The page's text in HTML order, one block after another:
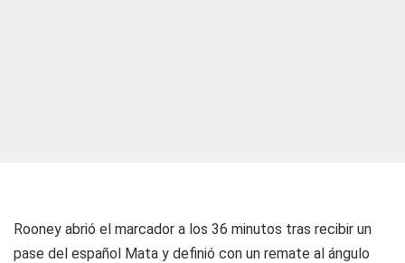
Rooney abrió el marcador a los 36 minutos tras recibir un
pase del español Mata y definió con un remate al ángulo